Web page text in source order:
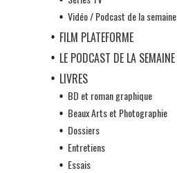
Vidéo / Podcast de la semaine
FILM PLATEFORME
LE PODCAST DE LA SEMAINE
LIVRES
BD et roman graphique
Beaux Arts et Photographie
Dossiers
Entretiens
Essais